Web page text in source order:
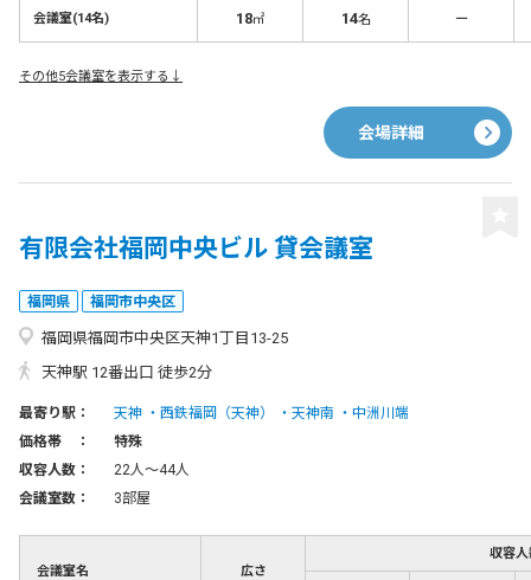
会議室(14名) 18㎡ 14名 －
その他5会議室を表示する↓
会場詳細
有限会社福岡中央ビル 貸会議室
福岡県 福岡市中央区
福岡県福岡市中央区天神1丁目13-25
天神駅 12番出口 徒歩2分
最寄り駅： 天神 西鉄福岡（天神） 天神南
中洲川端
価格帯 ：
特殊
収容人数：
22人〜44人
会議室数：
3部屋
会議室名 広さ
収容人